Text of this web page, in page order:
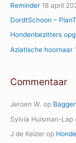
s
s
Reminder 18 april
DordtSchoon –
Hondenbezitters
Aziatische hoornaar
Commentaar
Jeroen W. op
Sylvia Huisman-Lap
J de Keizer op